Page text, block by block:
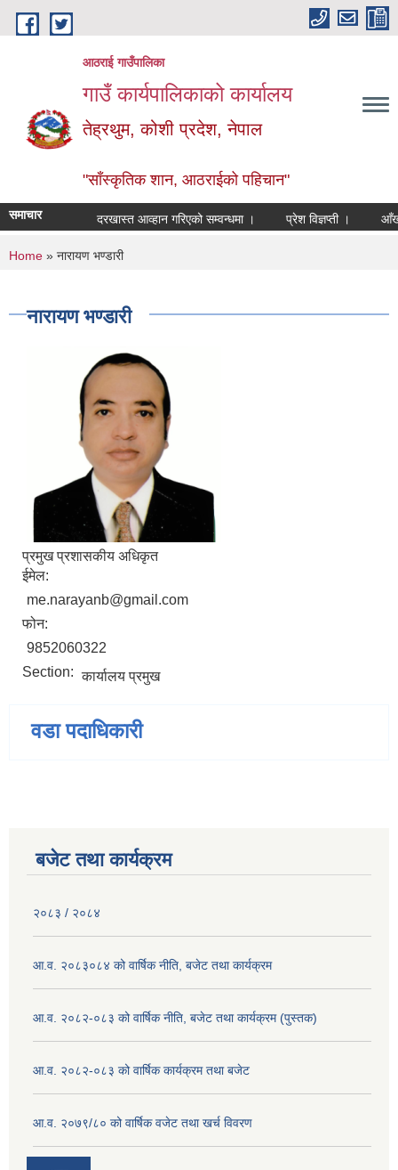
Skip to main content
आठराई गाउँपालिका
गाउँ कार्यपालिकाको कार्यालय
तेह्रथुम, कोशी प्रदेश, नेपाल
"साँस्कृतिक शान, आठराईको पहिचान"
समाचार दरखास्त आव्हान गरिएको सम्वन्धमा । प्रेश विज्ञप्ती । आँखा
You are here
Home » नारायण भण्डारी
नारायण भण्डारी
प्रमुख प्रशासकीय अधिकृत
ईमेल:
me.narayanb@gmail.com
फोन:
9852060322
Section: कार्यालय प्रमुख
वडा पदाधिकारी
बजेट तथा कार्यक्रम
२०८३ / २०८४
आ.व. २०८३०८४ को वार्षिक नीति, बजेट तथा कार्यक्रम
आ.व. २०८२-०८३ को वार्षिक नीति, बजेट तथा कार्यक्रम (पुस्तक)
आ.व. २०८२-०८३ को वार्षिक कार्यक्रम तथा बजेट
आ.व. २०७९/८० को वार्षिक वजेट तथा खर्च विवरण